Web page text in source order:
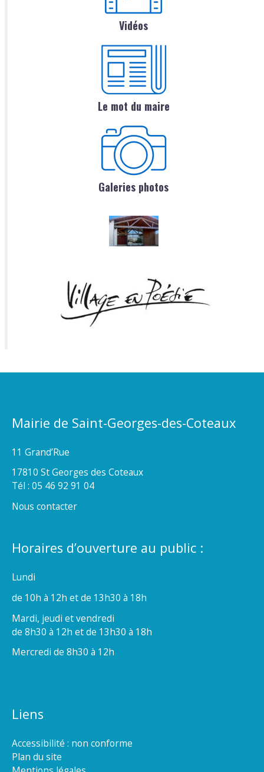
Vidéos
Le mot du maire
Galeries photos
Mairie de Saint-Georges-des-Coteaux
11 Grand’Rue
17810 St Georges des Coteaux
Tél : 05 46 92 91 04
Nous contacter
Horaires d’ouverture au public :
Lundi
de 10h à 12h et de 13h30 à 18h
Mardi, jeudi et vendredi
de 8h30 à 12h et de 13h30 à 18h
Mercredi de 8h30 à 12h
Liens
Accessibilité : non conforme
Plan du site